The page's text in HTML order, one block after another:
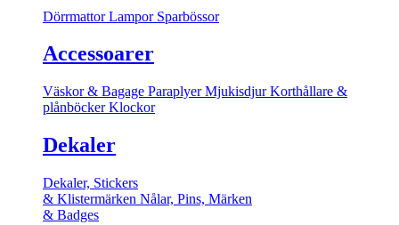
DörrmattorLampor Sparbössor
Accessoarer
Väskor & Bagage ParaplyerMjukisdjurKorthållare &
plånböckerKlockor
Dekaler
Dekaler, Stickers
& Klistermärken Nålar, Pins, Märken
& Badges